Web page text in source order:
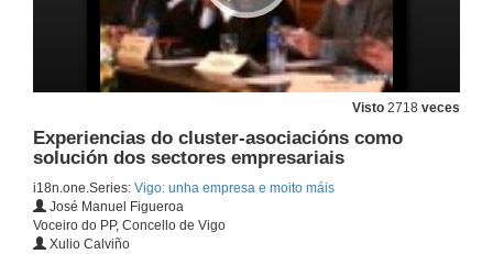
Visto 2718 veces
Experiencias do cluster-asociacións como
solución dos sectores empresariais
i18n.one.Series: Vigo: unha empresa e moito máis
José Manuel Figueroa
Voceiro do PP, Concello de Vigo
Xulio Calviño
O mercado laboral: ¿Un menú á carta?
21 de mar. de 2006
Vigo, Cidade do Mar
21 de mar. de 2006